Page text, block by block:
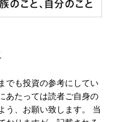
でも投資の参考にしてい
あたっては読者ご自身の
う、お願い致します。 当